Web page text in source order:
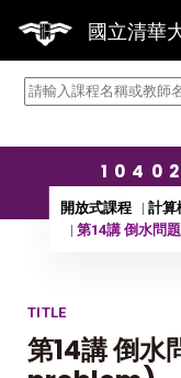
國立清華
10402
開放式課程
計算
第14講 倒水問
TITLE
第14講 倒